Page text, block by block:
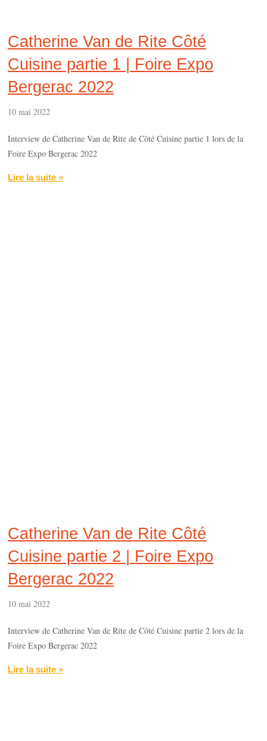
Catherine Van de Rite Côté
Cuisine partie 1 | Foire Expo
Bergerac 2022
10 mai 2022
Interview de Catherine Van de Rite de Côté Cuisine partie 1 lors de la
Foire Expo Bergerac 2022
Lire la suite »
Catherine Van de Rite Côté
Cuisine partie 2 | Foire Expo
Bergerac 2022
10 mai 2022
Interview de Catherine Van de Rite de Côté Cuisine partie 2 lors de la
Foire Expo Bergerac 2022
Lire la suite »